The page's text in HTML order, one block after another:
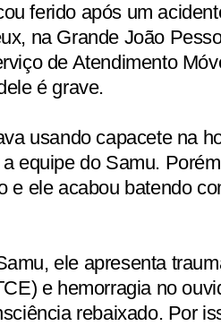
ferido após um
na Grande João
de Atendimento
é grave.
usando capacete na
equipe do Samu.
e ele acabou batendo
ele apresenta
e hemorragia no
rebaixado. Por